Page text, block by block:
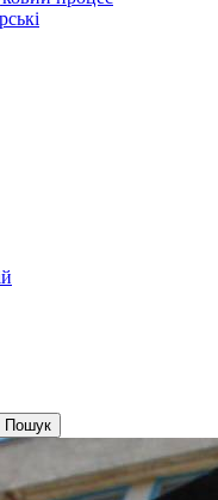
Пошук